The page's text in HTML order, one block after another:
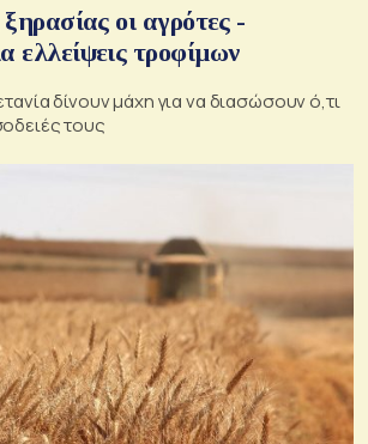
οι αγρότες -
ελλείψεις τροφίμων
δίνουν μάχη για να διασώσουν ό,τι
τους